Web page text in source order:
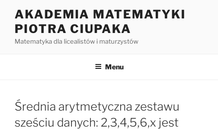
treści
AKADEMIA MATEMATYKI
PIOTRA CIUPAKA
Matematyka dla licealistów i maturzystów
Menu
Średnia arytmetyczna zestawu
sześciu danych: 2,3,4,5,6,x jest